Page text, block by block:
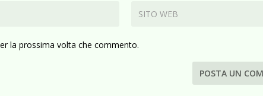
la prossima volta che commento.